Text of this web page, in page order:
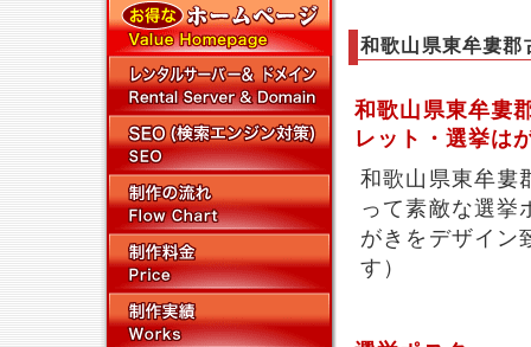
和歌山県東牟婁郡
和歌山県東牟婁
レット・選挙は
和歌山県東牟婁
って素敵な選挙
がきをデザイン
す）